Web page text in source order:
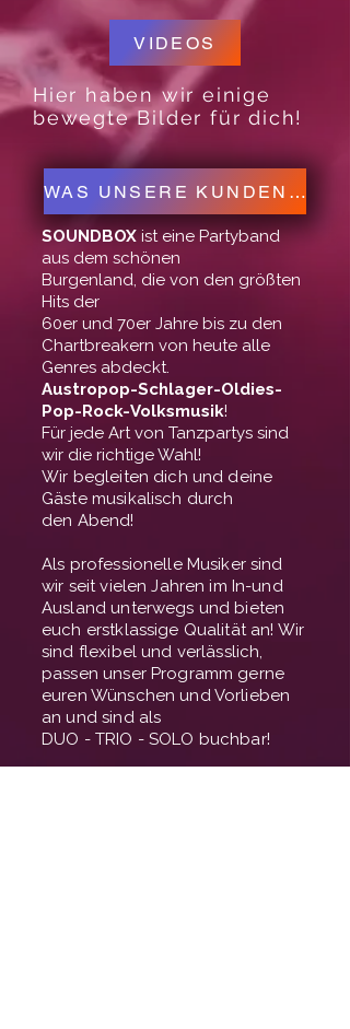
VIDEOS
Hier haben wir einige
bewegte Bilder für dich!
WAS UNSERE KUNDEN SAGEN
SOUNDBOX ist eine Partyband
aus dem schönen
Burgenland, die von den größten
Hits der
60er und 70er Jahre bis zu den
Chartbreakern von heute alle
Genres abdeckt.
Austropop-Schlager-Oldies-
Pop-Rock-Volksmusik!
Für jede Art von Tanzpartys sind
wir die richtige Wahl!
​Wir begleiten dich und deine
Gäste musikalisch durch​​​​
den Abend!
Als professionelle Musiker sind
wir seit vielen Jahren im In-und
Ausland unterwegs und bieten
euch erstklassige Qualität an! Wir
sind flexibel und verlässlich,
passen unser Programm gerne
euren Wünschen und Vorlieben
an und sind als
DUO - TRIO - SOLO buchbar!